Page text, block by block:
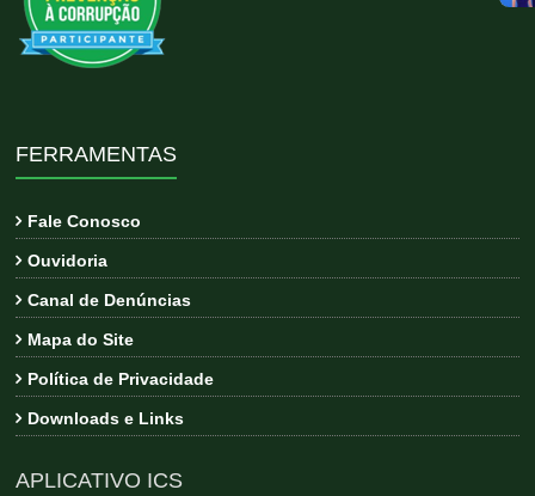
FERRAMENTAS
Fale Conosco
Ouvidoria
Canal de Denúncias
Mapa do Site
Política de Privacidade
Downloads e Links
APLICATIVO ICS